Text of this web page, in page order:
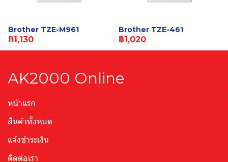
Brother TZE-M961
฿1,130
Brother TZE-461
฿1,020
AK2000 Online
หน้าแรก
สินค้าทั้งหมด
แจ้งชำระเงิน
ติดต่อเรา